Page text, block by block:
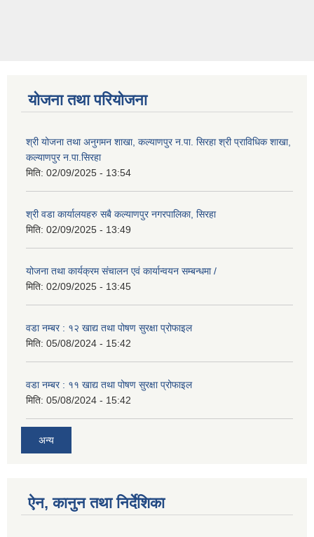
योजना तथा परियोजना
श्री योजना तथा अनुगमन शाखा, कल्याणपुर न.पा. सिरहा श्री प्राविधिक शाखा,
कल्याणपुर न.पा.सिरहा
मिति: 02/09/2025 - 13:54
श्री वडा कार्यालयहरु सबै कल्याणपुर नगरपालिका, सिरहा
मिति: 02/09/2025 - 13:49
योजना तथा कार्यक्रम संचालन एवं कार्यान्वयन सम्बन्धमा /
मिति: 02/09/2025 - 13:45
वडा नम्बर : १२ खाद्य तथा पोषण सुरक्षा प्रोफाइल
मिति: 05/08/2024 - 15:42
वडा नम्बर : ११ खाद्य तथा पोषण सुरक्षा प्रोफाइल
मिति: 05/08/2024 - 15:42
अन्य
ऐन, कानुन तथा निर्देशिका